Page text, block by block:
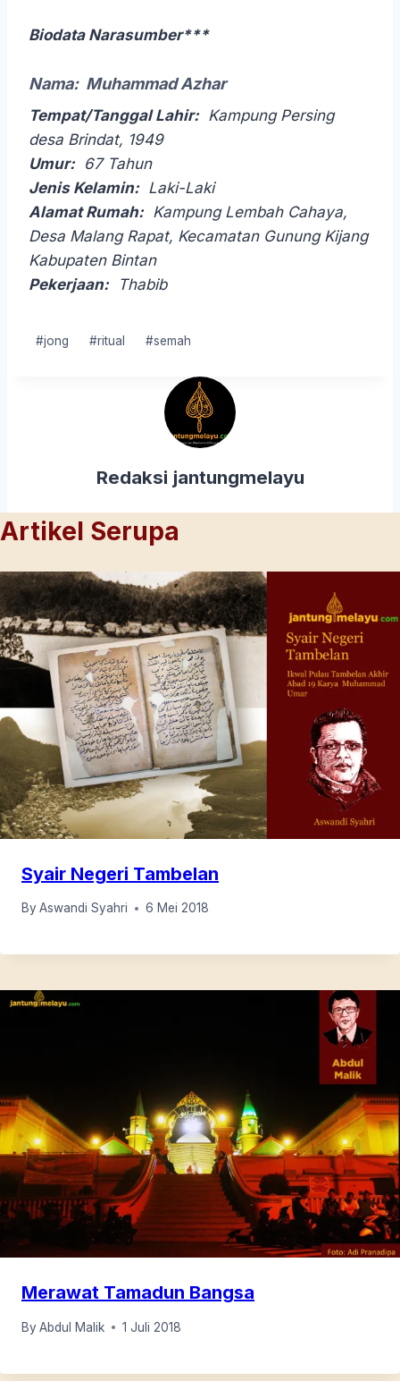
Biodata Narasumber***
Nama:Muhammad Azhar
Tempat/Tanggal Lahir:Kampung Persing
desa Brindat, 1949
Umur:67 Tahun
Jenis Kelamin:Laki-Laki
Alamat Rumah:Kampung Lembah Cahaya,
Desa Malang Rapat, Kecamatan Gunung Kijang
Kabupaten Bintan
Pekerjaan:Thabib
Post
#jong #ritual #semah
Redaksi jantungmelayu
Artikel Serupa
Syair Negeri Tambelan
By Aswandi Syahri 6 Mei 2018
Merawat Tamadun Bangsa
By Abdul Malik 1 Juli 2018